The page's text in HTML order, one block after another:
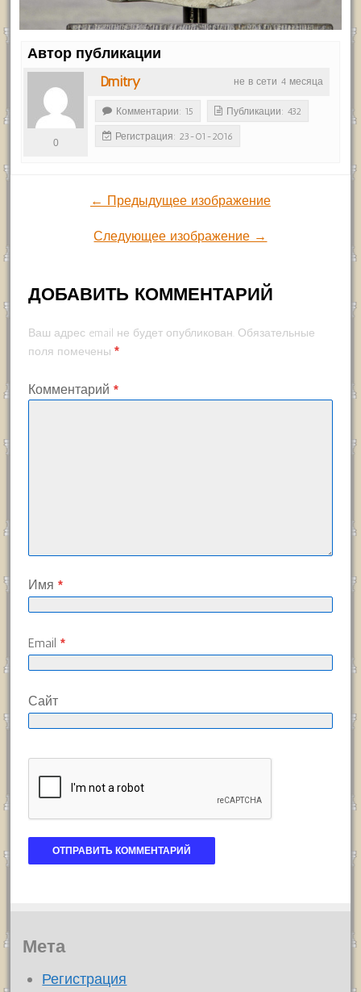
Автор публикации
не в сети 4 месяца
Dmitry
0
Комментарии: 15 Публикации: 432
Регистрация: 23-01-2016
← Предыдущее изображение
Следующее изображение →
ДОБАВИТЬ КОММЕНТАРИЙ
Ваш адрес email не будет опубликован. Обязательные
поля помечены *
Комментарий *
Имя *
Email *
Сайт
Мета
Регистрация